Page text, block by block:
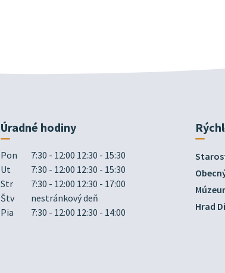
Úradné hodiny
Pon
7:30 - 12:00 12:30 - 15:30
Ut
7:30 - 12:00 12:30 - 15:30
Str
7:30 - 12:00 12:30 - 17:00
Štv
nestránkový deň
Pia
7:30 - 12:00 12:30 - 14:00
Hrad